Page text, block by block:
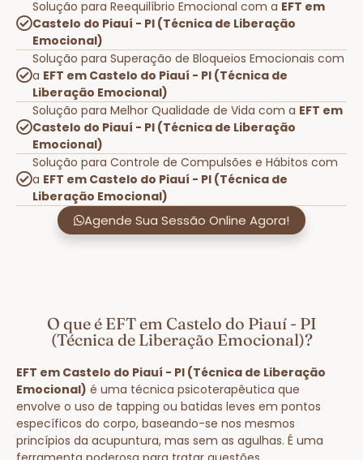
Solução para Reequilíbrio Emocional com a EFT em
Castelo do Piauí - PI (Técnica de Liberação
Emocional)
Solução para Superação de Bloqueios Emocionais com
a EFT em Castelo do Piauí - PI (Técnica de
Liberação Emocional)
Solução para Melhor Qualidade de Vida com a EFT em
Castelo do Piauí - PI (Técnica de Liberação
Emocional)
Solução para Controle de Compulsões e Hábitos com
a EFT em Castelo do Piauí - PI (Técnica de
Liberação Emocional)
Agende Sua Sessão Online Agora!
O que é EFT em Castelo do Piauí - PI
(Técnica de Liberação Emocional)?
EFT em Castelo do Piauí - PI (Técnica de Liberação
Emocional) é uma técnica psicoterapêutica que
envolve o uso de tapping ou batidas leves em pontos
específicos do corpo, baseando-se nos mesmos
princípios da acupuntura, mas sem as agulhas. É uma